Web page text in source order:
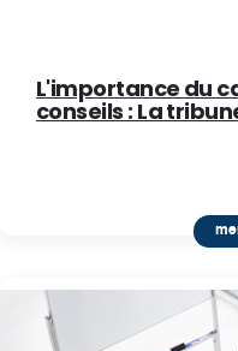
L'importance du
conseils : La